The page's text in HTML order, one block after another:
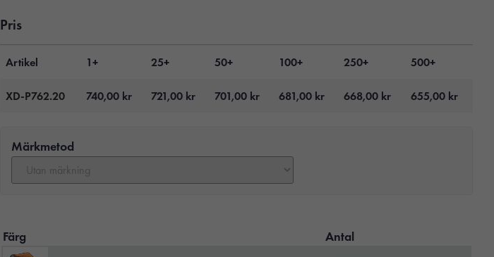
Pris
Artikel 1+ 25+ 50+ 100+ 250+ 500+
XD-P762.20 740,00 kr 721,00 kr 701,00 kr 681,00 kr 668,00 kr 655,00 kr
Märkmetod
Färg Antal